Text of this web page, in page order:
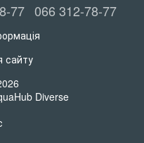
77 066 312-78-77
сайту
Diverse